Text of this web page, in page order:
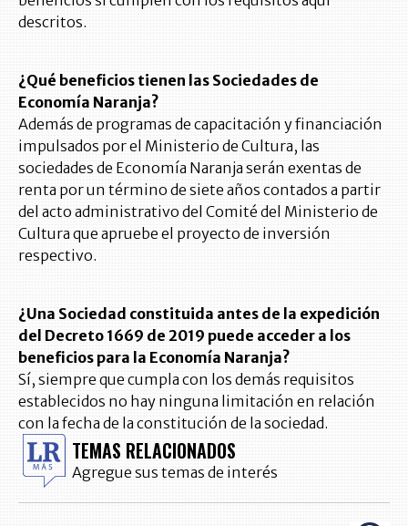
descritos.
¿Qué beneficios tienen las Sociedades de
Economía Naranja?
Además de programas de capacitación y financiación
impulsados por el Ministerio de Cultura, las
sociedades de Economía Naranja serán exentas de
renta por un término de siete años contados a partir
del acto administrativo del Comité del Ministerio de
Cultura que apruebe el proyecto de inversión
respectivo.
¿Una Sociedad constituida antes de la expedición
del Decreto 1669 de 2019 puede acceder a los
beneficios para la Economía Naranja?
Sí, siempre que cumpla con los demás requisitos
establecidos no hay ninguna limitación en relación
con la fecha de la constitución de la sociedad.
TEMAS RELACIONADOS
Agregue sus temas de interés